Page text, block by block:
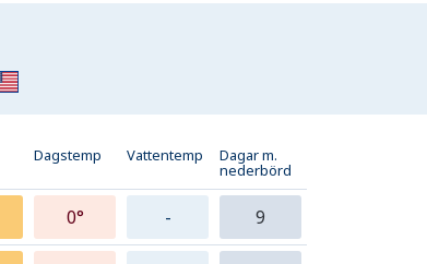
Dagstemp Vattentemp Dagar m.
nederbörd
0° - 9